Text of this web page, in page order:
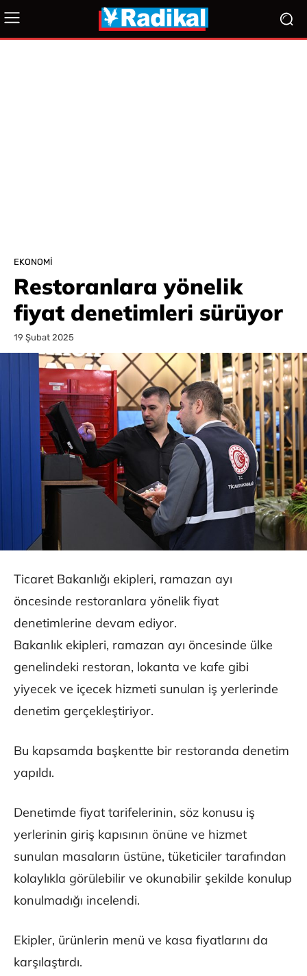
EKONOMI
Restoranlara yönelik
fiyat denetimleri sürüyor
19 Şubat 2025
Ticaret Bakanlığı ekipleri, ramazan ayı
öncesinde restoranlara yönelik fiyat
denetimlerine devam ediyor.
Bakanlık ekipleri, ramazan ayı öncesinde ülke
genelindeki restoran, lokanta ve kafe gibi
yiyecek ve içecek hizmeti sunulan iş yerlerinde
denetim gerçekleştiriyor.
Bu kapsamda başkentte bir restoranda denetim
yapıldı.
Denetimde fiyat tarifelerinin, söz konusu iş
yerlerinin giriş kapısının önüne ve hizmet
sunulan masaların üstüne, tüketiciler tarafından
kolaylıkla görülebilir ve okunabilir şekilde konulup
konulmadığı incelendi.
Ekipler, ürünlerin menü ve kasa fiyatlarını da
karşılaştırdı.